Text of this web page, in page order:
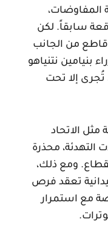
المفاوضات،
سابقاً. لكن
من الجانب
بنيامين نتنياهو
إلا تحت
مثل الاتحاد
التهدئة، محذرة
ومع ذلك،
تعقد فرص
مع استمرار